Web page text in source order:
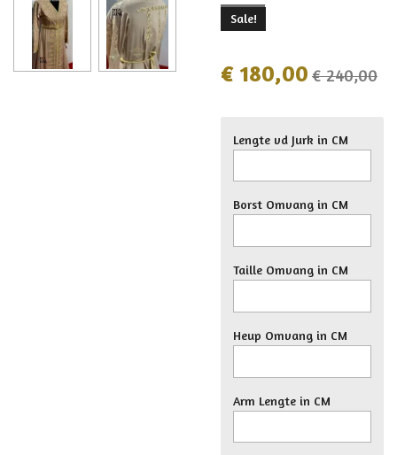
Sale!
€ 180,00 € 240,00
Lengte vd Jurk in CM
Borst Omvang in CM
Taille Omvang in CM
Heup Omvang in CM
Arm Lengte in CM